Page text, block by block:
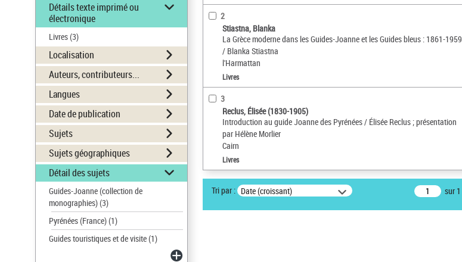
Détails texte imprimé ou
électronique
Livres(3)
Localisation
Auteurs, contributeurs...
Langues
Date de publication
Sujets
Sujets géographiques
Détail des sujets
Guides-Joanne (collection de
monographies)(3)
Pyrénées (France)(1)
Guides touristiques et de visite(1)
2
Stiastna, Blanka
La Grèce moderne dans les Guides-Joanne et les Guides bleus : 1861-1959
/ Blanka Stiastna
l'Harmattan
Livres
3
Reclus, Élisée (1830-1905)
Introduction au guide Joanne des Pyrénées / Élisée Reclus ; présentation
par Hélène Morlier
Cairn
Livres
Tri par : Date (croissant) sur 1